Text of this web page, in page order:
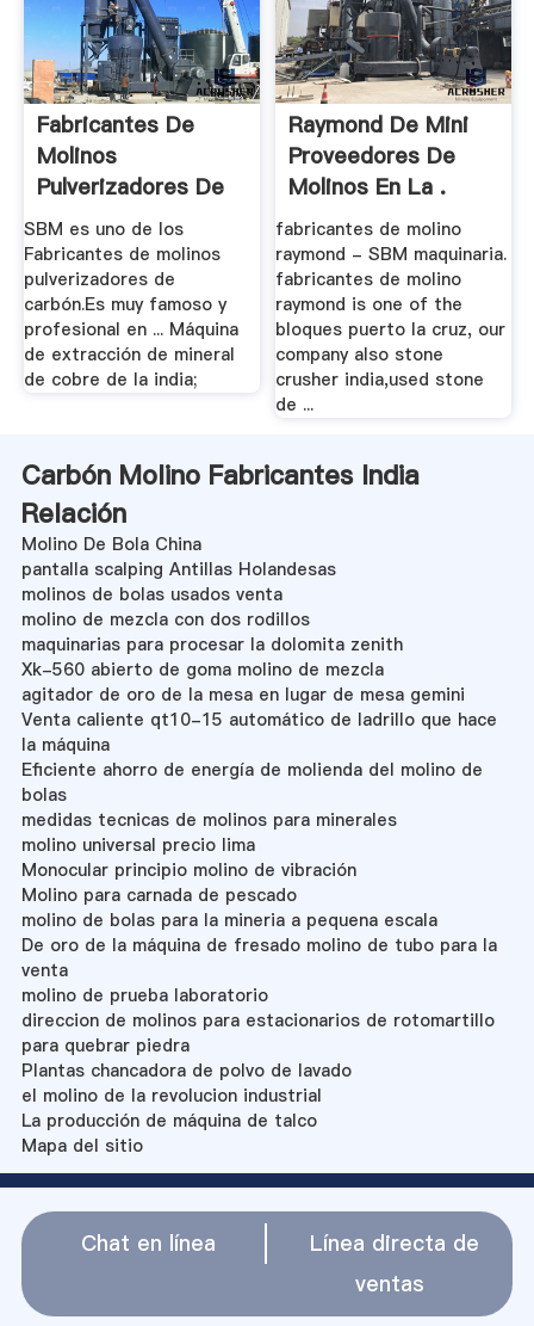
Fabricantes De
Molinos
Pulverizadores De
Carbón .
SBM es uno de los
Fabricantes de molinos
pulverizadores de
carbón.Es muy famoso y
profesional en ... Máquina
de extracción de mineral
de cobre de la india;
Raymond De Mini
Proveedores De
Molinos En La .
fabricantes de molino
raymond - SBM maquinaria.
fabricantes de molino
raymond is one of the
bloques puerto la cruz, our
company also stone
crusher india,used stone
de ...
Carbón Molino Fabricantes India
Relación
Molino De Bola China
pantalla scalping Antillas Holandesas
molinos de bolas usados venta
molino de mezcla con dos rodillos
maquinarias para procesar la dolomita zenith
Xk-560 abierto de goma molino de mezcla
agitador de oro de la mesa en lugar de mesa gemini
Venta caliente qt10-15 automático de ladrillo que hace
la máquina
Eficiente ahorro de energía de molienda del molino de
bolas
medidas tecnicas de molinos para minerales
molino universal precio lima
Monocular principio molino de vibración
Molino para carnada de pescado
molino de bolas para la mineria a pequena escala
De oro de la máquina de fresado molino de tubo para la
venta
molino de prueba laboratorio
direccion de molinos para estacionarios de rotomartillo
para quebrar piedra
Plantas chancadora de polvo de lavado
el molino de la revolucion industrial
La producción de máquina de talco
Mapa del sitio
Chat en línea
Línea directa de
ventas